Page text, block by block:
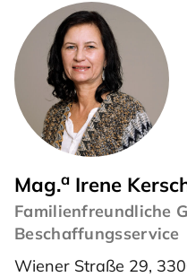
Mag.a Irene
Familienfreundliche
Beschaffungsservice
Wiener Straße 29,